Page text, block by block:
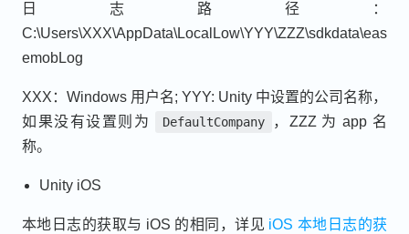
日志路径：
C:\Users\XXX\AppData\LocalLow\YYY\ZZZ\sdkdata\eas
emobLog
XXX：Windows 用户名; YYY: Unity 中设置的公司名称，
如果没有设置则为
DefaultCompany
，ZZZ 为 app 名
称。
Unity iOS
本地日志的获取与 iOS 的相同，详见 iOS 本地日志的获